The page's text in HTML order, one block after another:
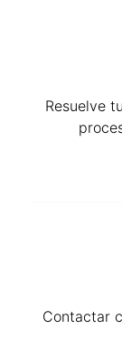
Resuelve
Contactar